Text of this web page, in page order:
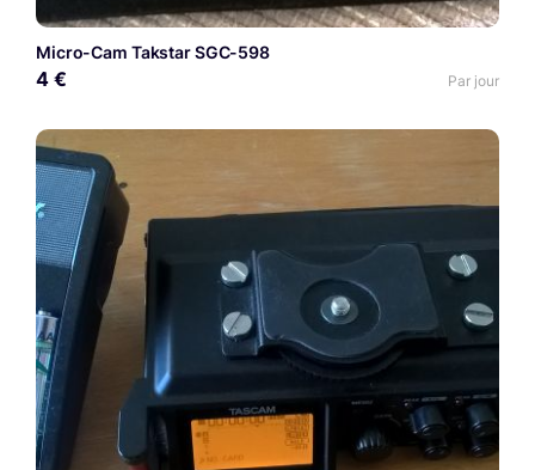
Micro-Cam Takstar SGC-598
4 € Par jour